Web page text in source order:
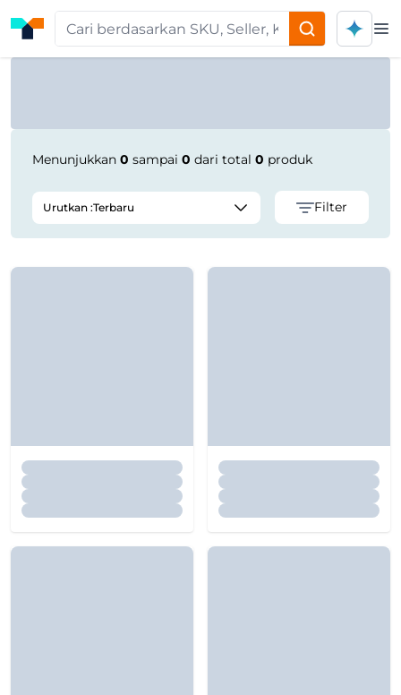
Menunjukkan 0 sampai 0 dari total 0 produk
Urutkan :Terbaru Filter